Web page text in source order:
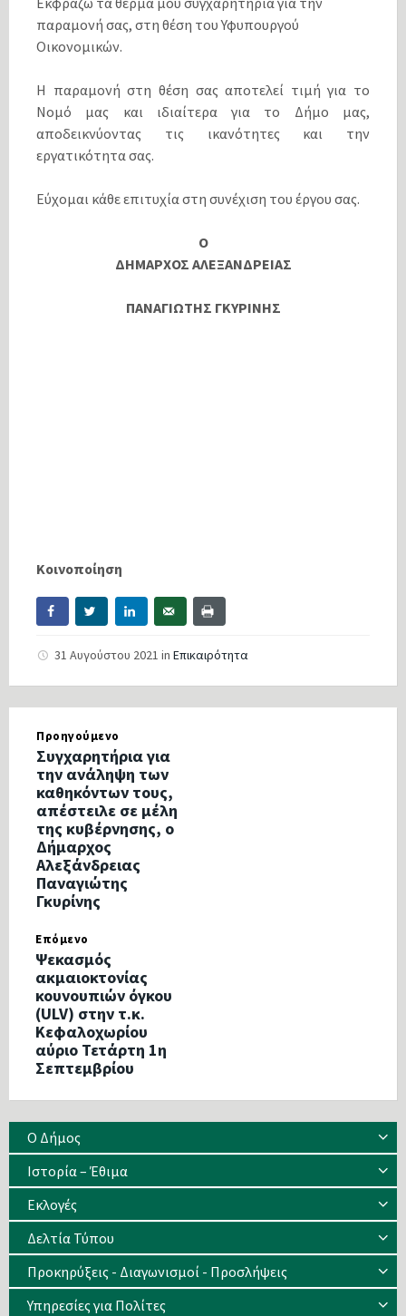
παραμονή σας, στη θέση του Υφυπουργού
Οικονομικών.
Η παραμονή στη θέση σας αποτελεί τιμή για το
Νομό μας και ιδιαίτερα για το Δήμο μας,
αποδεικνύοντας τις ικανότητες και την
εργατικότητα σας.
Εύχομαι κάθε επιτυχία στη συνέχιση του έργου σας.
Ο
ΔΗΜΑΡΧΟΣ ΑΛΕΞΑΝΔΡΕΙΑΣ
ΠΑΝΑΓΙΩΤΗΣ ΓΚΥΡΙΝΗΣ
Κοινοποίηση
31 Αυγούστου 2021 in Επικαιρότητα
Προηγούμενο
Συγχαρητήρια για
την ανάληψη των
καθηκόντων τους,
απέστειλε σε μέλη
της κυβέρνησης, ο
Δήμαρχος
Αλεξάνδρειας
Παναγιώτης
Γκυρίνης
Επόμενο
Ψεκασμός
ακμαιοκτονίας
κουνουπιών όγκου
(ULV) στην τ.κ.
Κεφαλοχωρίου
αύριο Τετάρτη 1η
Σεπτεμβρίου
Ο Δήμος
Ιστορία – Έθιμα
Eκλογές
Δελτία Τύπου
Προκηρύξεις - Διαγωνισμοί - Προσλήψεις
Υπηρεσίες για Πολίτες